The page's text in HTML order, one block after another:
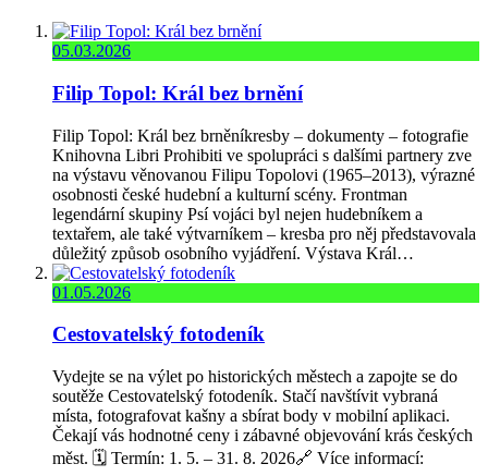
05.03.2026
Filip Topol: Král bez brnění
Filip Topol: Král bez brněníkresby – dokumenty – fotografie
Knihovna Libri Prohibiti ve spolupráci s dalšími partnery zve
na výstavu věnovanou Filipu Topolovi (1965–2013), výrazné
osobnosti české hudební a kulturní scény. Frontman
legendární skupiny Psí vojáci byl nejen hudebníkem a
textařem, ale také výtvarníkem – kresba pro něj představovala
důležitý způsob osobního vyjádření. Výstava Král…
01.05.2026
Cestovatelský fotodeník
Vydejte se na výlet po historických městech a zapojte se do
soutěže Cestovatelský fotodeník. Stačí navštívit vybraná
místa, fotografovat kašny a sbírat body v mobilní aplikaci.
Čekají vás hodnotné ceny i zábavné objevování krás českých
měst. 🗓️ Termín: 1. 5. – 31. 8. 2026🔗 Více informací: